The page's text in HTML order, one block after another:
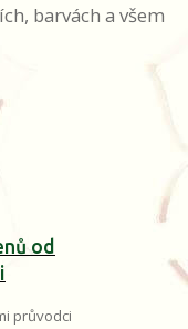
barvách a všem
od
průvodci